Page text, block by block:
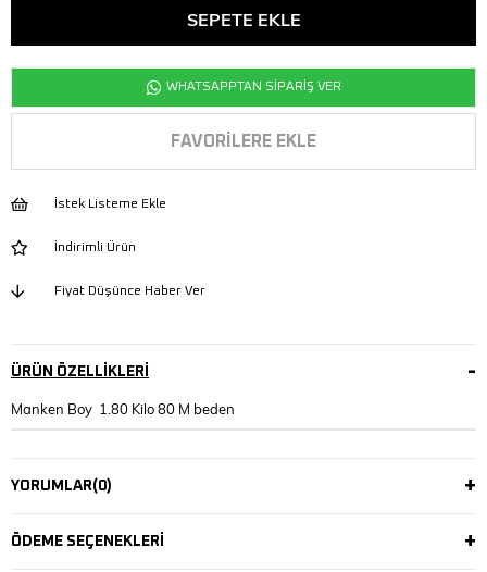
WHATSAPPTAN SİPARİŞ VER
FAVORILERE EKLE
İstek Listeme Ekle
İndirimli Ürün
Fiyat Düşünce Haber Ver
ÜRÜN ÖZELLIKLERI
Manken Boy 1.80 Kilo 80 M beden
YORUMLAR(0)
ÖDEME SEÇENEKLERI